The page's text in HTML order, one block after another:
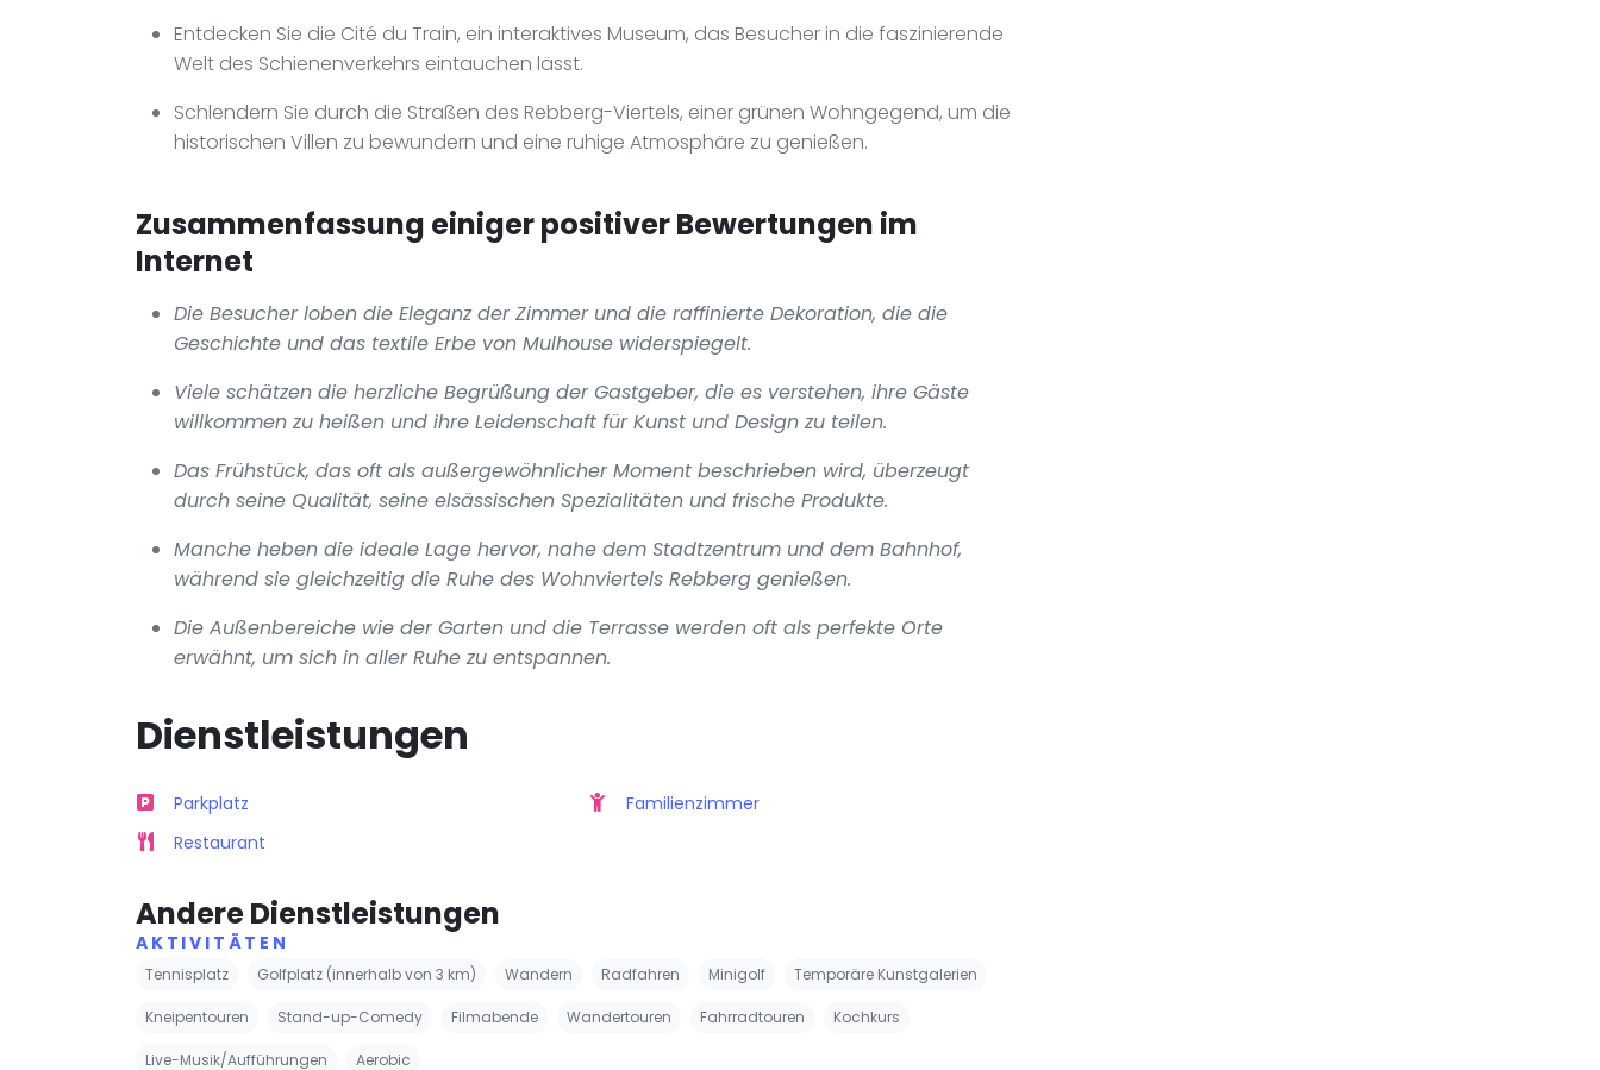
Entdecken Sie die Cité du Train, ein interaktives Museum, das Besucher in die faszinierende
Welt des Schienenverkehrs eintauchen lässt.
Schlendern Sie durch die Straßen des Rebberg-Viertels, einer grünen Wohngegend, um die
historischen Villen zu bewundern und eine ruhige Atmosphäre zu genießen.
Zusammenfassung einiger positiver Bewertungen im
Internet
Die Besucher loben die Eleganz der Zimmer und die raffinierte Dekoration, die die
Geschichte und das textile Erbe von Mulhouse widerspiegelt.
Viele schätzen die herzliche Begrüßung der Gastgeber, die es verstehen, ihre Gäste
willkommen zu heißen und ihre Leidenschaft für Kunst und Design zu teilen.
Das Frühstück, das oft als außergewöhnlicher Moment beschrieben wird, überzeugt
durch seine Qualität, seine elsässischen Spezialitäten und frische Produkte.
Manche heben die ideale Lage hervor, nahe dem Stadtzentrum und dem Bahnhof,
während sie gleichzeitig die Ruhe des Wohnviertels Rebberg genießen.
Die Außenbereiche wie der Garten und die Terrasse werden oft als perfekte Orte
erwähnt, um sich in aller Ruhe zu entspannen.
Dienstleistungen
Parkplatz
Restaurant
Familienzimmer
Andere Dienstleistungen
AKTIVITÄTEN
Tennisplatz Golfplatz (innerhalb von 3 km) Wandern Radfahren Minigolf Temporäre Kunstgalerien
Kneipentouren Stand-up-Comedy Filmabende Wandertouren Fahrradtouren Kochkurs
Live-Musik/Aufführungen Aerobic